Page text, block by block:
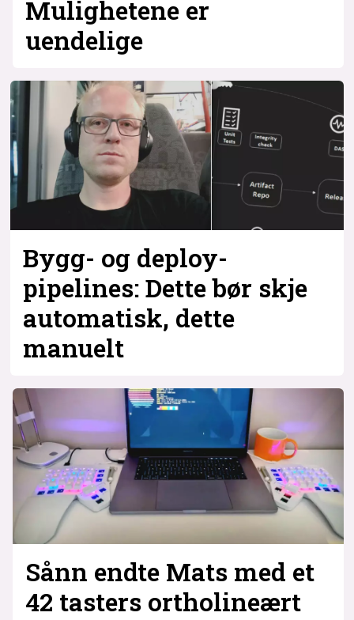
Mulighetene er
uendelige
Bygg- og deploy-
pipelines: Dette bør skje
automatisk, dette
manuelt
Sånn endte Mats med et
42 tasters ortholineært